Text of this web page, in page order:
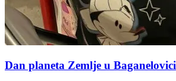
Dan planeta Zemlje u Baganelovici